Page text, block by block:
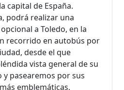
capital de España.
podrá realizar una
a Toledo, en la
recorrido en autobús por
desde el que
vista general de su
pasearemos por sus
emblemáticas,